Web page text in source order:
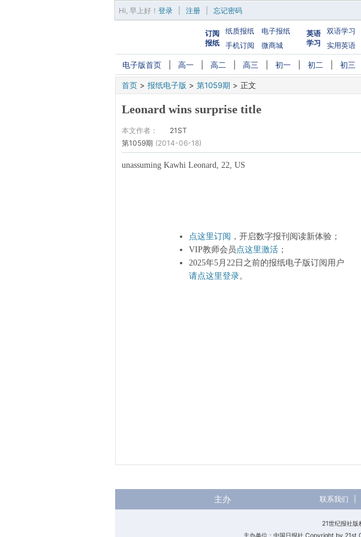
Hi, 早上好 ！ 登录 注册 忘记密码
订阅
报纸
纸质报纸
电子报纸
手机订阅
微商城
英语
学习
双语学习
实用英语
电子版首页 高一 高二 高三 初一 初二 初三
首页 > 报纸电子版 > 第1059期 > 正文
Leonard wins surprise title
本文作者：
21ST
第1059期 (2014-06-18)
unassuming Kawhi Leonard, 22, US
点这里订阅 ，开启数字报刊阅读新体验；
VIP教师会员点这里激活 ；
2025年5月22日之前的报纸电子版订阅用户
请点这里登录。
主办 联系我们
21世纪报社版